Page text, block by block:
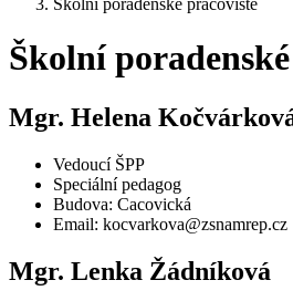
Školní poradenské pracoviště
Školní
Mgr. Helena
Vedoucí ŠPP
Speciální pedagog
Budova: Cacovická
Email: kocvarkova@zsnamrep.cz
Mgr. Lenka Žádníková